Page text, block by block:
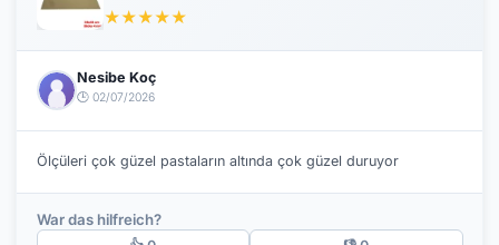
★★★★★
Nesibe Koç
🕒 02/07/2026
Ölçüleri çok güzel pastaların altında çok güzel duruyor
War das hilfreich?